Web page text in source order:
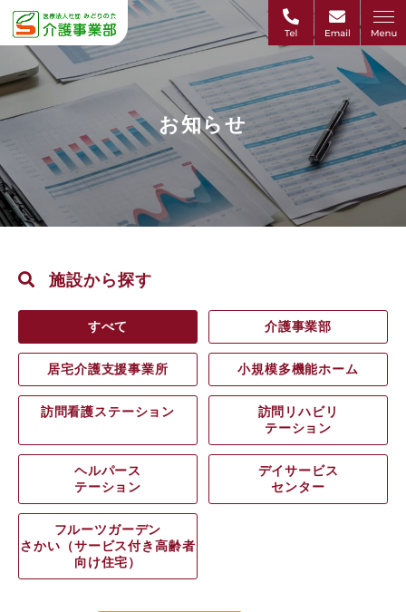
お知らせ
施設から探す
すべて 介護事業部
居宅介護支援事業所 小規模多機能ホーム
訪問看護ステーション
訪問リハビリ
テーション
ヘルパース
テーション
デイサービス
センター
フルーツガーデン
さかい（サービス付き高齢者
向け住宅）